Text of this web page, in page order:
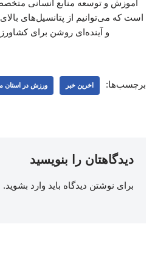
آموزش و توسعه منابع انسانی
است که می‌توانیم از پتانسیل‌های
و آینده‌ای روشن برای
برچسب‌ها: اخرین خبر ورزش در استان
دیدگاهتان را بنویسید
برای نوشتن دیدگاه باید وارد بشوید.